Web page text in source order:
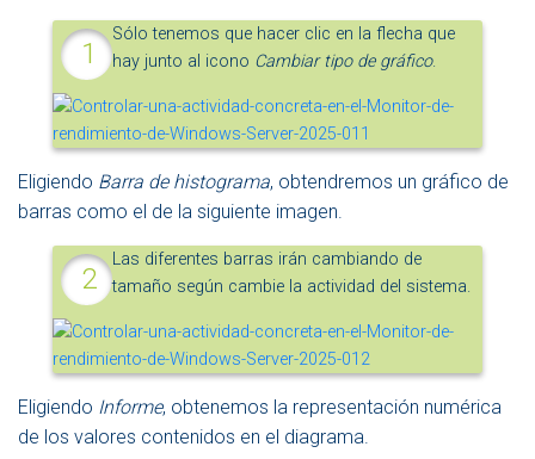
Sólo tenemos que hacer clic en la flecha que
hay junto al icono Cambiar tipo de gráfico.
Eligiendo Barra de histograma, obtendremos un gráfico de
barras como el de la siguiente imagen.
Las diferentes barras irán cambiando de
tamaño según cambie la actividad del sistema.
Eligiendo Informe, obtenemos la representación numérica
de los valores contenidos en el diagrama.